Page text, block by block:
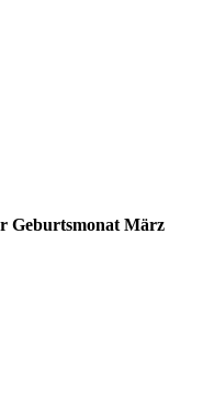
Geburtsmonat März